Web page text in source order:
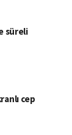
süreli
cep